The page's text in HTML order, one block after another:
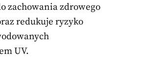
zachowania zdrowego
redukuje ryzyko
UV.